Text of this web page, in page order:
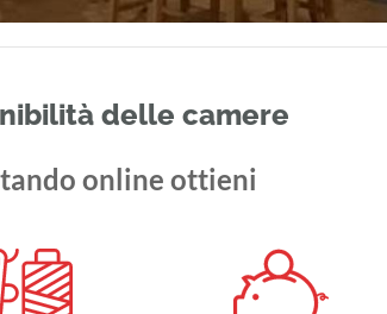
delle camere
online ottieni